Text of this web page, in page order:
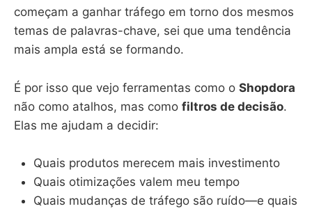
começam a ganhar tráfego em torno dos mesmos
temas de palavras-chave, sei que uma tendência
mais ampla está se formando.
É por isso que vejo ferramentas como o Shopdora
não como atalhos, mas como filtros de decisão.
Elas me ajudam a decidir:
Quais produtos merecem mais investimento
Quais otimizações valem meu tempo
Quais mudanças de tráfego são ruído—e quais